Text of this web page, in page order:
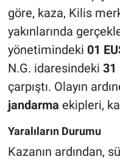
göre, kaza, Kilis
yakınlarında
yönetimindeki 01
N.G. idaresindeki 31
çarpıştı. Olayın
jandarma ekipleri,
Yaralıların Durumu
Kazanın ardından,